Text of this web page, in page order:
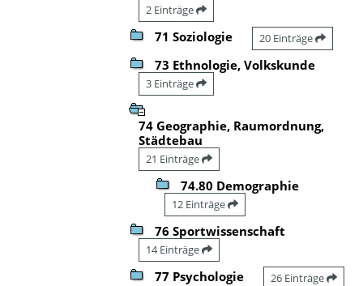
2 Einträge
71 Soziologie 20 Einträge
73 Ethnologie, Volkskunde
3 Einträge
74 Geographie, Raumordnung,
Städtebau
21 Einträge
74.80 Demographie
12 Einträge
76 Sportwissenschaft
14 Einträge
77 Psychologie 26 Einträge